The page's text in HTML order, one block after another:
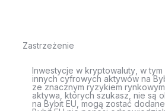
Zastrzeżenie
Inwestycje w kryptowaluty, w
innych cyfrowych aktywów na
ze znacznym ryzykiem
aktywa, których szukasz, nie są
na Bybit EU, mogą zostać